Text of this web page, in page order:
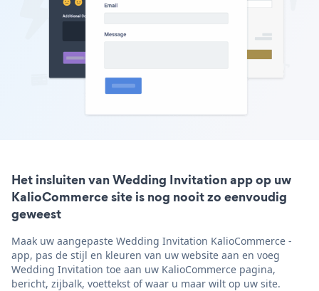
Het insluiten van Wedding Invitation app op uw
KalioCommerce site is nog nooit zo eenvoudig
geweest
Maak uw aangepaste Wedding Invitation KalioCommerce -
app, pas de stijl en kleuren van uw website aan en voeg
Wedding Invitation toe aan uw KalioCommerce pagina,
bericht, zijbalk, voettekst of waar u maar wilt op uw site.